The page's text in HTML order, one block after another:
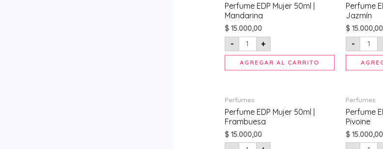
Perfume EDP Mujer 50ml |
Mandarina
$15.000,00
-
Mujer
50ml
|
Mandarina
cantidad
+
AGREGAR AL CARRITO
Perfume
Jazmín
$ 15.000,00
-
Mujer
50ml
|
Jazmín
Perfumes
Perfume EDP Mujer 50ml |
Frambuesa
$15.000,00
EDP
Mujer
50ml
|
Frambuesa
cantidad
Perfumes
Perfume
Pivoine
$ 15.000,00
EDP
Mujer
50ml
|
Flor
Pivoine